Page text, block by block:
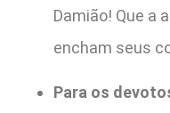
Damião! Que a
encham seus
Para os